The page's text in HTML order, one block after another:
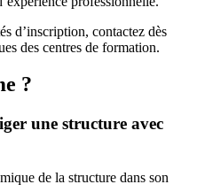
d’inscription, contactez dès
des centres de formation.
?
une structure avec
de la structure dans son